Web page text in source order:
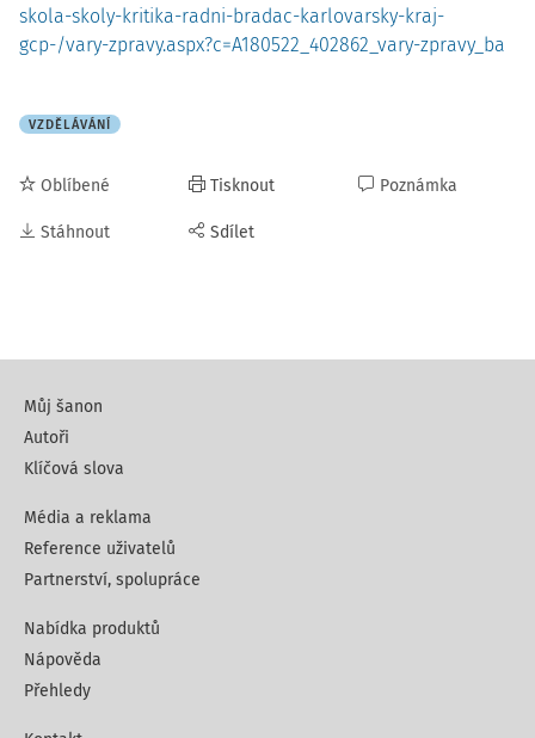
skola-skoly-kritika-radni-bradac-karlovarsky-kraj-
gcp-/vary-zpravy.aspx?c=A180522_402862_vary-zpravy_ba
VZDĚLÁVÁNÍ
Oblíbené
Stáhnout
Tisknout
Sdílet
Poznámka
Můj šanon
Autoři
Klíčová slova
Média a reklama
Reference uživatelů
Partnerství, spolupráce
Nabídka produktů
Nápověda
Přehledy